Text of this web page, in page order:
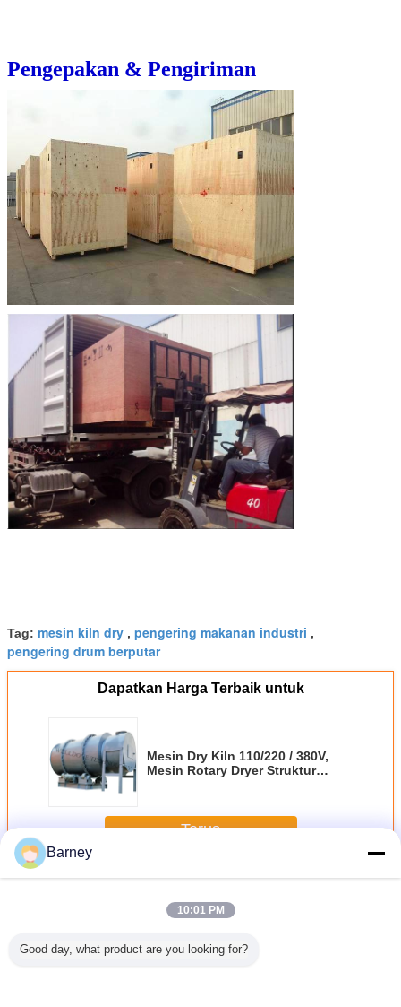
Pengepakan & Pengiriman
Tag: mesin kiln dry , pengering makanan industri ,
pengering drum berputar
Dapatkan Harga Terbaik untuk
Mesin Dry Kiln 110/220 / 380V,
Mesin Rotary Dryer Struktur
Terus
LebihPengering Rotary Kiln
Barney
10:01 PM
Good day, what product are you looking for?